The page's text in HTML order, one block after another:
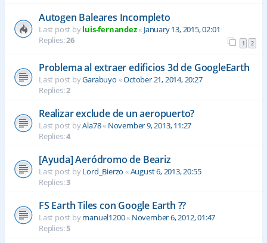
Autogen Baleares Incompleto
Last post byluis-fernandez« January 13, 2015, 02:01
Replies:26 1 2
Problema al extraer edificios 3d de GoogleEarth
Last post byGarabuyo «October 21, 2014, 20:27
Replies:2
Realizar exclude de un aeropuerto?
Last post byAla78« November 9, 2013, 11:27
Replies:4
[Ayuda] Aeródromo de Beariz
Last post byLord_Bierzo «August 6, 2013, 20:55
Replies:3
FS Earth Tiles con Google Earth ??
Last post bymanuel1200« November 6, 2012, 01:47
Replies:5